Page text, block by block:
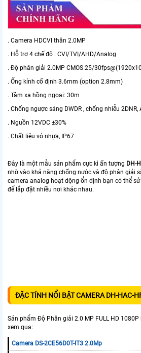
. Camera HDCVI thân 2.0MP
. Hỗ trợ 4 chế độ : CVI/TVI/AHD/Analog
. Độ phân giải 2.0MP CMOS 25/
. Ống kính cố định 3.6mm (option 2.8mm)
. Tầm xa hồng ngoại: 30m
. Chống ngược sáng DWDR , chống nhiễu 2DNR,
. Nguồn 12VDC ±30%
. Chất liệu vỏ nhựa, IP67
Đây là một mẫu sản phẩm cực kì ấn tượng DH-
nhờ vào khả năng chống nước và độ phân giải
camera analog hoạt động ổn định bạn có thể
để lắp đặt nhiều nơi khác nhau.
ĐẶC TÍNH NỔI BẬT CAMERA DH-HAC-
Sản phẩm Độ Phân giải 2.0 MP FULL HD
xem qua:
Camera DS-2CE56D0T-IT3 2.0Mp